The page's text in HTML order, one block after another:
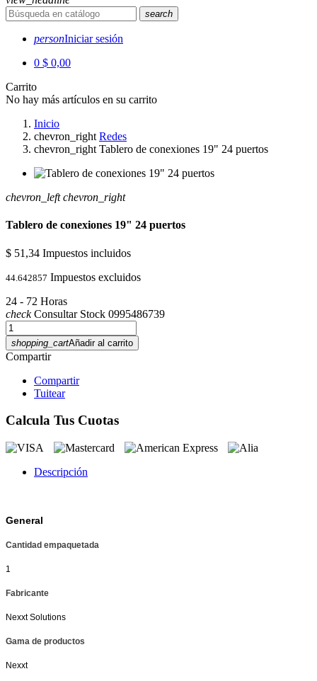
search
personIniciar sesión
0 $ 0,00
Carrito
No hay más artículos en su carrito
Inicio
chevron_right Redes
chevron_right Tablero de conexiones 19" 24 puertos
chevron_left chevron_right
Tablero de conexiones 19" 24 puertos
$ 51,34 Impuestos incluidos
44.642857 Impuestos excluidos
24 - 72 Horas
checkConsultar Stock 0995486739
shopping_cartAñadir al carrito
Compartir
Compartir
Tuitear
Calcula Tus Cuotas
Descripción
General
Cantidad empaquetada
1
Fabricante
Nexxt Solutions
Gama de productos
Nexxt